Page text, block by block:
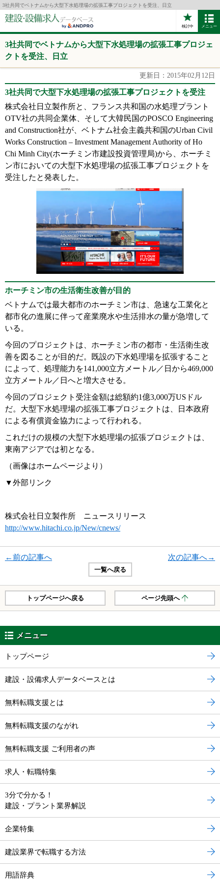
3社共同でベトナムから大型下水処理場の拡張工事プロジェクトを受注、日立
検討中 メニュー
3社共同でベトナムから大型下水処理場の拡張工事プロジェ
クトを受注、日立
更新日：2015年02月12日
3社共同で大型下水処理場の拡張工事プロジェクトを受注
株式会社日立製作所と、フランス共和国の水処理プラント
OTV社の共同企業体、そして大韓民国のPOSCO Engineering
and Construction社が、ベトナム社会主義共和国のUrban Civil
Works Construction – Investment Management Authority of Ho
Chi Minh City(ホーチミン市建設投資管理局)から、ホーチミ
ン市においての大型下水処理場の拡張工事プロジェクトを
受注したと発表した。
ホーチミン市の生活衛生改善が目的
ベトナムでは最大都市のホーチミン市は、急速な工業化と
都市化の進展に伴って産業廃水や生活排水の量が急増して
いる。
今回のプロジェクトは、ホーチミン市の都市・生活衛生改
善を図ることが目的だ。既設の下水処理場を拡張すること
によって、処理能力を141,000立方メートル／日から469,000
立方メートル／日へと増大させる。
今回のプロジェクト受注金額は総額約1億3,000万USドル
だ。大型下水処理場の拡張工事プロジェクトは、日本政府
による有償資金協力によって行われる。
これだけの規模の大型下水処理場の拡張プロジェクトは、
東南アジアでは初となる。
（画像はホームページより）
▼外部リンク
株式会社日立製作所 ニュースリリース
http://www.hitachi.co.jp/New/cnews/
←前の記事へ 次の記事へ→
一覧へ戻る
トップページへ戻る ページ先頭へ
メニュー
トップページ
建設・設備求人データベースとは
無料転職支援とは
無料転職支援のながれ
無料転職支援 ご利用者の声
求人・転職特集
3分で分かる！
建設・プラント業界解説
企業特集
建設業界で転職する方法
用語辞典